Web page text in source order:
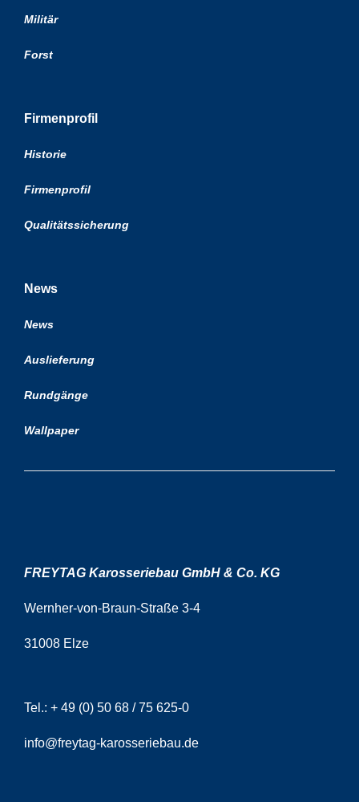
Militär
Forst
Firmenprofil
Historie
Firmenprofil
Qualitätssicherung
News
News
Auslieferung
Rundgänge
Wallpaper
FREYTAG Karosseriebau GmbH & Co. KG
Wernher-von-Braun-Straße 3-4
31008 Elze
Tel.: + 49 (0) 50 68 / 75 625-0
info@freytag-karosseriebau.de